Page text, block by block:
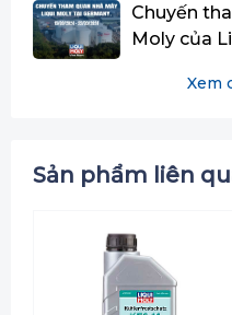
Chuyến
Moly của
Xem
Sản phẩm liên